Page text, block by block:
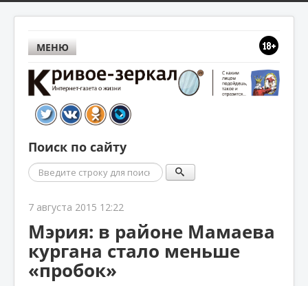
МЕНЮ
Поиск по сайту
Поиск
7 августа 2015 12:22
Мэрия: в районе Мамаева
кургана стало меньше
«пробок»